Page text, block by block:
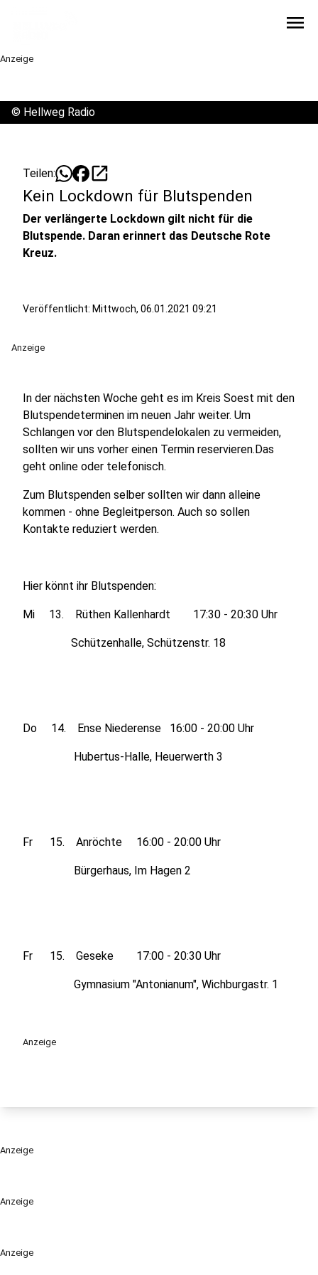
menu
Anzeige
Anzeige
Anzeige
© Hellweg Radio
Teilen: open_in_new
Kein Lockdown für Blutspenden
Der verlängerte Lockdown gilt nicht für die
Blutspende. Daran erinnert das Deutsche Rote
Kreuz.
Veröffentlicht: Mittwoch, 06.01.2021 09:21
Anzeige
In der nächsten Woche geht es im Kreis Soest mit den
Blutspendeterminen im neuen Jahr weiter. Um
Schlangen vor den Blutspendelokalen zu vermeiden,
sollten wir uns vorher einen Termin reservieren.Das
geht online oder telefonisch.
Zum Blutspenden selber sollten wir dann alleine
kommen - ohne Begleitperson. Auch so sollen
Kontakte reduziert werden.
Hier könnt ihr Blutspenden:
Mi 13. Rüthen Kallenhardt 17:30 - 20:30 Uhr
Schützenhalle, Schützenstr. 18
Do 14. Ense Niederense 16:00 - 20:00 Uhr
Hubertus-Halle, Heuerwerth 3
Fr 15. Anröchte 16:00 - 20:00 Uhr
Bürgerhaus, Im Hagen 2
Fr 15. Geseke 17:00 - 20:30 Uhr
Gymnasium "Antonianum", Wichburgastr. 1
Anzeige
Anzeige